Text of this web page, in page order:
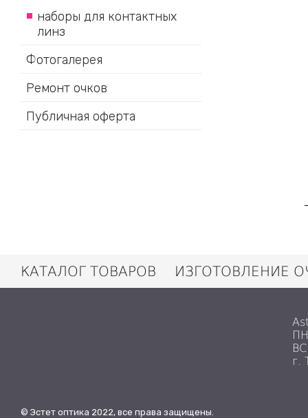
наборы для контактных
линз
Фотогалерея
Ремонт очков
Публичная оферта
КАТАЛОГ ТОВАРОВ ИЗГОТОВЛЕНИЕ
г.
© Эстет оптика 2022, все права защищены.